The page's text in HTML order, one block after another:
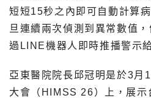
短短15秒之內即可自動計算
旦連續兩次偵測到異常數值
過LINE機器人即時推播警示
亞東醫院院長邱冠明是於3月
大會（HIMSS 26）上，展示